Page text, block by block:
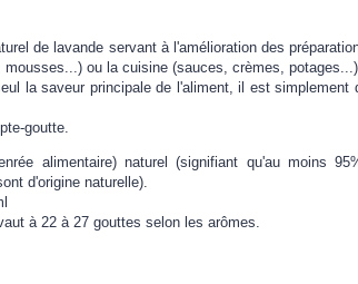
de lavande servant à l'amélioration des
ou la cuisine (sauces, crèmes, potages...)
la saveur principale de l'aliment, il est simplement
goutte.
alimentaire) naturel (signifiant qu'au moins
d'origine naturelle).
à 22 à 27 gouttes selon les arômes.